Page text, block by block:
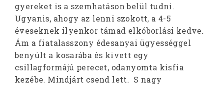
gyereket is a szemhatáson belül tudni.
Ugyanis, ahogy az lenni szokott, a 4-5
éveseknek ilyenkor támad elkóborlási kedve.
Ám a fiatalasszony édesanyai ügyességgel
benyúlt a kosarába és kivett egy
csillagformájú perecet, odanyomta kisfia
kezébe. Mindjárt csend lett. S nagy